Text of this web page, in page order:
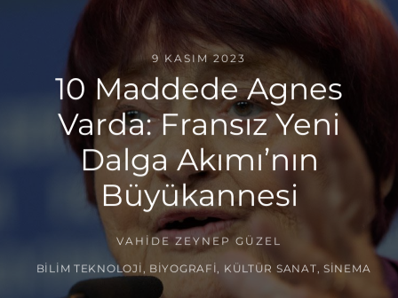
9 KASIM 2023
10 Maddede Agnes
Varda: Fransız Yeni
Dalga Akımı’nın
Büyükannesi
VAHIDE ZEYNEP GÜZEL
BILIM TEKNOLOJI BIYOGRAFI KÜLTÜR SANAT SINEMA